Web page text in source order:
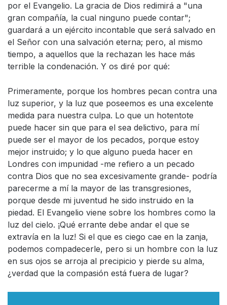
por el Evangelio. La gracia de Dios redimirá a "una
gran compañía, la cual ninguno puede contar";
guardará a un ejército incontable que será salvado en
el Señor con una salvación eterna; pero, al mismo
tiempo, a aquellos que la rechazan les hace más
terrible la condenación. Y os diré por qué:
Primeramente, porque los hombres pecan contra una
luz superior, y la luz que poseemos es una excelente
medida para nuestra culpa. Lo que un hotentote
puede hacer sin que para el sea delictivo, para mí
puede ser el mayor de los pecados, porque estoy
mejor instruido; y lo que alguno pueda hacer en
Londres con impunidad -me refiero a un pecado
contra Dios que no sea excesivamente grande- podría
parecerme a mí la mayor de las transgresiones,
porque desde mi juventud he sido instruido en la
piedad. El Evangelio viene sobre los hombres como la
luz del cielo. ¡Qué errante debe andar el que se
extravía en la luz! Si el que es ciego cae en la zanja,
podemos compadecerle, pero si un hombre con la luz
en sus ojos se arroja al precipicio y pierde su alma,
¿verdad que la compasión está fuera de lugar?